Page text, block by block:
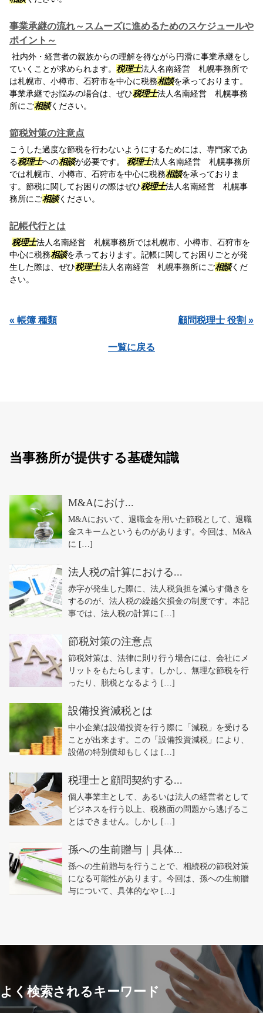
事業承継の流れ～スムーズに進めるためのスケジュールや
ポイント～
社内外・経営者の親族からの理解を得ながら円滑に事業承継をし
ていくことが求められます。 税理士法人名南経営 札幌事務所で
は札幌市、小樽市、石狩市を中心に税務相談を承っております。
事業承継でお悩みの場合は、ぜひ税理士法人名南経営 札幌事務
所にご相談ください。
節税対策の注意点
こうした過度な節税を行わないようにするためには、専門家であ
る税理士への相談が必要です。 税理士法人名南経営 札幌事務所
では札幌市、小樽市、石狩市を中心に税務相談を承っておりま
す。節税に関してお困りの際はぜひ税理士法人名南経営 札幌事
務所にご相談ください。
記帳代行とは
税理士法人名南経営 札幌事務所では札幌市、小樽市、石狩市を
中心に税務相談を承っております。記帳に関してお困りごとが発
生した際は、ぜひ税理士法人名南経営 札幌事務所にご相談くだ
さい。
« 帳簿 種類 顧問税理士 役割 »
一覧に戻る
当事務所が提供する基礎知識
M&Aにおけ...
M&Aにおいて、退職金を用いた節税として、退職
金スキームというものがあります。今回は、M&A
に […]
法人税の計算における...
赤字が発生した際に、法人税負担を減らす働きを
するのが、法人税の繰越欠損金の制度です。本記
事では、法人税の計算に […]
節税対策の注意点
節税対策は、法律に則り行う場合には、会社にメ
リットをもたらします。しかし、無理な節税を行
ったり、脱税となるよう […]
設備投資減税とは
中小企業は設備投資を行う際に「減税」を受ける
ことが出来ます。この「設備投資減税」により、
設備の特別償却もしくは […]
税理士と顧問契約する...
個人事業主として、あるいは法人の経営者として
ビジネスを行う以上、税務面の問題から逃げるこ
とはできません。しかし […]
孫への生前贈与｜具体...
孫への生前贈与を行うことで、相続税の節税対策
になる可能性があります。今回は、孫への生前贈
与について、具体的なや […]
よく検索されるキーワード